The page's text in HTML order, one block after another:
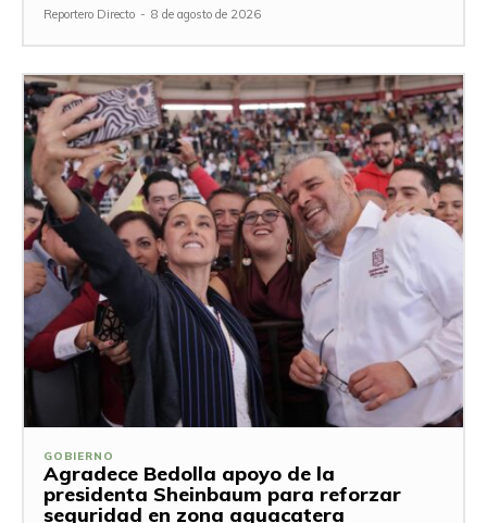
Reportero Directo - 8 de agosto de 2026
GOBIERNO
Agradece Bedolla apoyo de la
presidenta Sheinbaum para reforzar
seguridad en zona aguacatera